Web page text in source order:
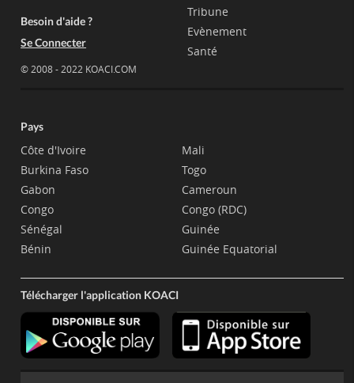
Besoin d'aide ?
Se Connecter
© 2008 - 2022 KOACI.COM
Tribune
Evènement
Santé
Pays
Côte d'Ivoire
Burkina Faso
Gabon
Congo
Sénégal
Bénin
Mali
Togo
Cameroun
Congo (RDC)
Guinée
Guinée Equatorial
Télécharger l'application KOACI